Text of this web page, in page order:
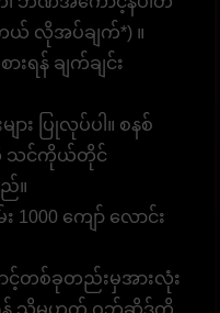
ယ် လိုအပ်ချက်*) ။
းရန် ချက်ချင်း
ား ပြုလုပ်ပါ။ စနစ်
ကို သင်ကိုယ်တိုင်
။
1000 ကျော် လောင်း
ာင့်တစ်ခုတည်းမှအားလုံး
ရန် သို့မဟုတ် ဝဘ်ဆိုဒ်ကို